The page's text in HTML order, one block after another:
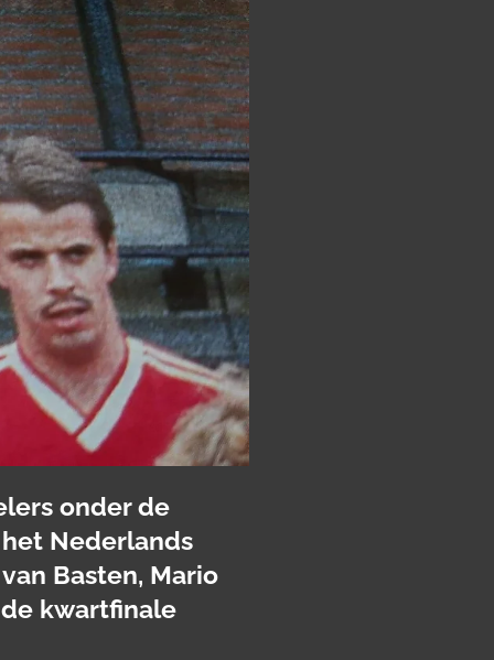
onder de
Nederlands
Basten, Mario
kwartfinale